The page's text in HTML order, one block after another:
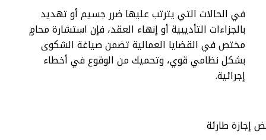
في الحالات التي يترتب عليها ضرر جسيم أو تهديد
بالجزاءات التأديبية أو إنهاء العقد، فإن استشارة محامٍ
مختص في القضايا العمالية تضمن صياغة الشكوى
بشكل نظامي قوي، وتحميك من الوقوع في أخطاء
إجرائية.